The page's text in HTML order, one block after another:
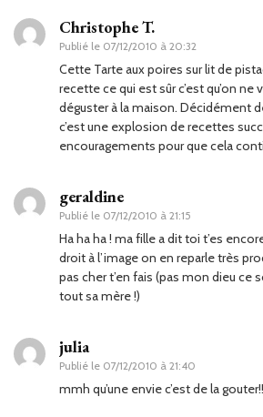
Christophe T.
Publié le 07/12/2010 à 20:32
Cette Tarte aux poires sur lit de
recette ce qui est sûr c’est qu’on ne
déguster à la maison. Décidément
c’est une explosion de recettes
encouragements pour que cela
geraldine
Publié le 07/12/2010 à 21:15
Ha ha ha ! ma fille a dit toi t’es
droit à l’image on en reparle très
pas cher t’en fais (pas mon dieu ce
tout sa mère !)
julia
Publié le 07/12/2010 à 21:40
mmh qu’une envie c’est de la